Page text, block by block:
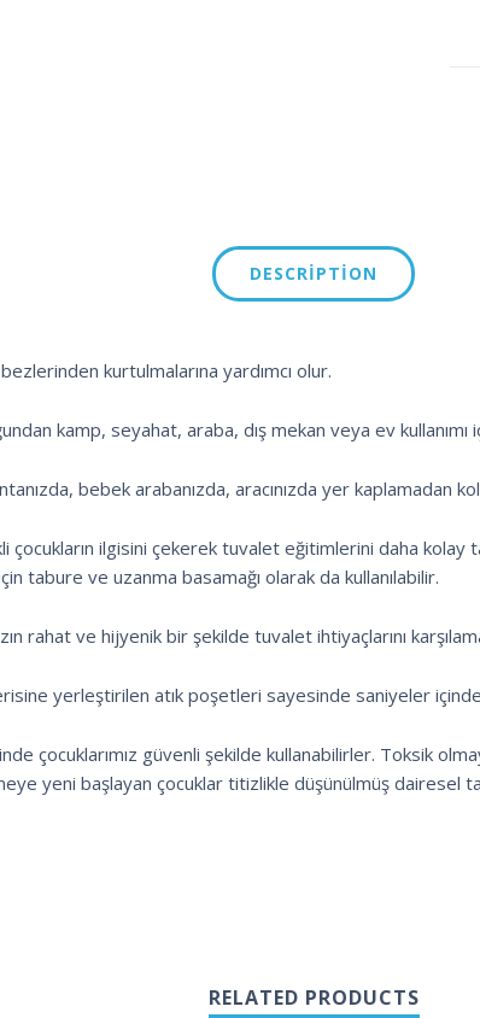
DESCRIPTION
kurtulmalarına yardımcı olur.
kamp, seyahat, araba, dış mekan veya ev kullanımı
bebek arabanızda, aracınızda yer kaplamadan
çocukların ilgisini çekerek tuvalet eğitimlerini daha kolay
tabure ve uzanma basamağı olarak da kullanılabilir.
rahat ve hijyenik bir şekilde tuvalet ihtiyaçlarını
yerleştirilen atık poşetleri sayesinde saniyeler
çocuklarımız güvenli şekilde kullanabilirler. Toksik
yeni başlayan çocuklar titizlikle düşünülmüş dairesel
RELATED PRODUCTS